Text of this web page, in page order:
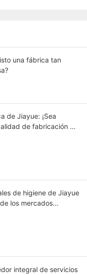
una fábrica tan
de Jiayue: ¡Sea
de fabricación de
de higiene de Jiayue
los mercados
integral de servicios